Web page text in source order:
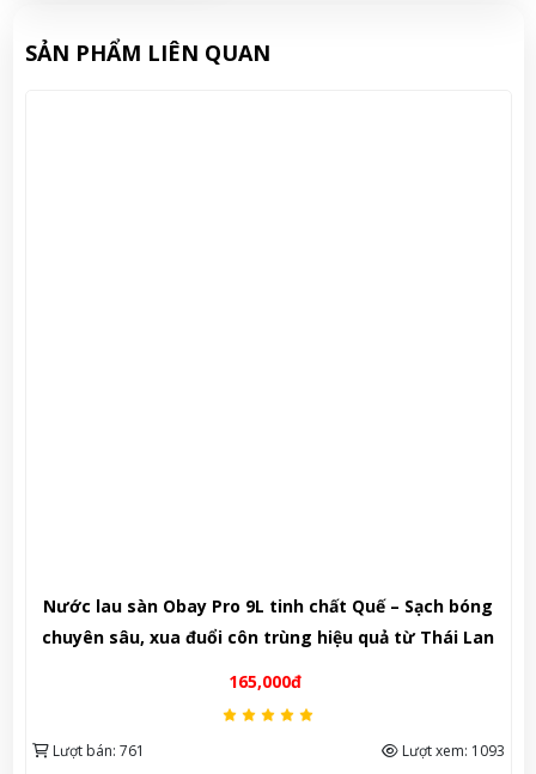
SẢN PHẨM LIÊN QUAN
Nước lau sàn Obay Pro 9L tinh chất Quế – Sạch bóng
chuyên sâu, xua đuổi côn trùng hiệu quả từ Thái Lan
165,000đ
Lượt bán: 761 Lượt xem: 1093
Nguyễn Nhật Quang đã mua sản phẩm Sữa tắm Pigeon Baby
Soap dạng túi 400ml Nhật Bản